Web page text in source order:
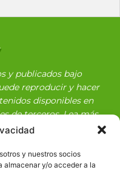
y nuestros socios
almacenar y/o acceder a la
y publicados bajo
reproducir y hacer
disponibles en
de terceros. Lea más